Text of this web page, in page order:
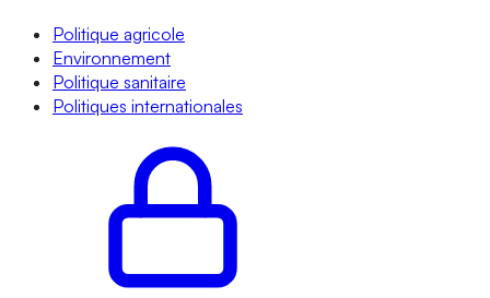
Politique agricole
Environnement
Politique sanitaire
Politiques internationales